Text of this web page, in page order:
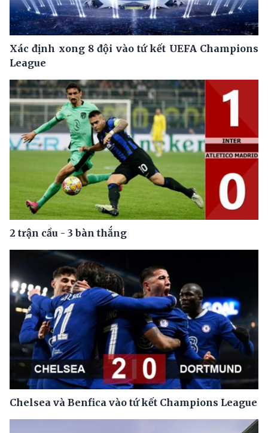
Xác định xong 8 đội vào tứ kết UEFA Champions
League
2 trận cầu - 3 bàn thắng
Chelsea và Benfica vào tứ kết Champions League